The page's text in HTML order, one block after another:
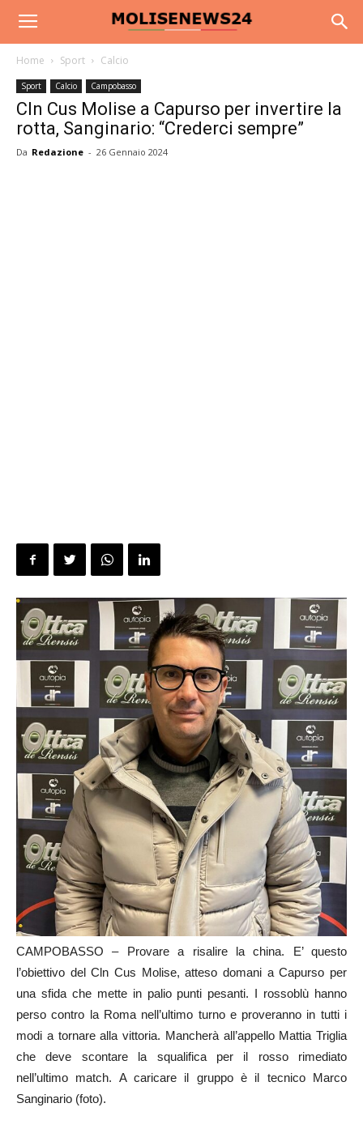
Home Sport Calcio
Sport Calcio Campobasso
Cln Cus Molise a Capurso per invertire la
rotta, Sanginario: “Crederci sempre”
Da Redazione - 26 Gennaio 2024
CAMPOBASSO – Provare a risalire la china. E’ questo
l’obiettivo del Cln Cus Molise, atteso domani a Capurso per
una sfida che mette in palio punti pesanti. I rossoblù hanno
perso contro la Roma nell’ultimo turno e proveranno in tutti i
modi a tornare alla vittoria. Mancherà all’appello Mattia Triglia
che deve scontare la squalifica per il rosso rimediato
nell’ultimo match. A caricare il gruppo è il tecnico Marco
Sanginario (foto).